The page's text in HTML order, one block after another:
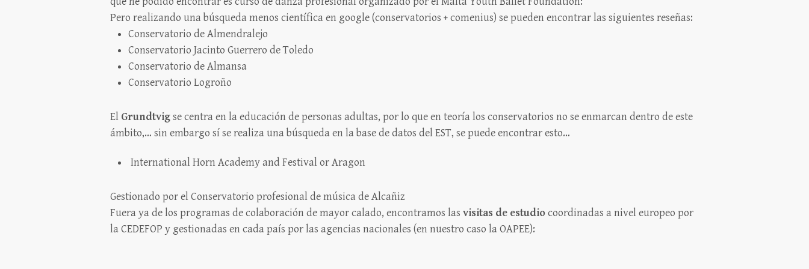
Pero realizando una búsqueda menos científica en google (conservatorios + comenius) se pueden encontrar las siguientes reseñas:
Conservatorio de Almendralejo
Conservatorio Jacinto Guerrero de Toledo
Conservatorio de Almansa
Conservatorio Logroño
El Grundtvigse centra en la educación de personas adultas, por lo que en teoría los conservatorios no se enmarcan dentro de este
ámbito,… sin embargo sí se realiza una búsqueda en la base de datos del EST, se puede encontrar esto…
International Horn Academy and Festival or Aragon
Gestionado por el Conservatorio profesional de música de Alcañiz
Fuera ya de los programas de colaboración de mayor calado, encontramos las visitas de estudiocoordinadas a nivel europeo por
la CEDEFOP y gestionadas en cada país por las agencias nacionales (en nuestro caso la OAPEE):